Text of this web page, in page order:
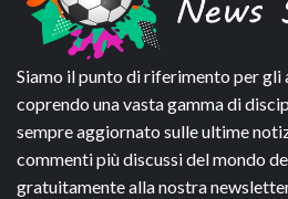
Siamo il punto di riferimento per gli
coprendo una vasta gamma di
sempre aggiornato sulle ultime
commenti più discussi del mondo
gratuitamente alla nostra